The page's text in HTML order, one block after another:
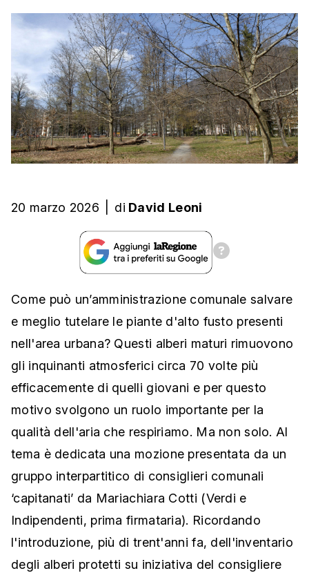
20 marzo 2026 di David Leoni
Come può un’amministrazione comunale salvare
e meglio tutelare le piante d'alto fusto presenti
nell'area urbana? Questi alberi maturi rimuovono
gli inquinanti atmosferici circa 70 volte più
efficacemente di quelli giovani e per questo
motivo svolgono un ruolo importante per la
qualità dell'aria che respiriamo. Ma non solo. Al
tema è dedicata una mozione presentata da un
gruppo interpartitico di consiglieri comunali
‘capitanati’ da Mariachiara Cotti (Verdi e
Indipendenti, prima firmataria). Ricordando
l'introduzione, più di trent'anni fa, dell'inventario
degli alberi protetti su iniziativa del consigliere